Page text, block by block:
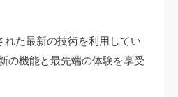
れた最新の技術を利用してい
の機能と最先端の体験を享受